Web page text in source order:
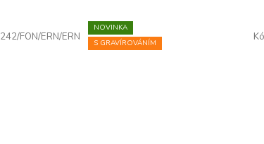
242/FON/ERN/ERN
NOVINKA
S GRAVÍROVÁNÍM